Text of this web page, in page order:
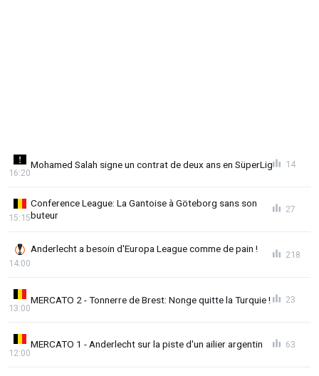
Mohamed Salah signe un contrat de deux ans en SüperLig
16:20
14
Conference League: La Gantoise à Göteborg sans son
buteur
15:15
27
Anderlecht a besoin d'Europa League comme de pain !
14:00
218
MERCATO 2 - Tonnerre de Brest: Nonge quitte la Turquie !
13:00
23
MERCATO 1 - Anderlecht sur la piste d'un ailier argentin
12:00
63